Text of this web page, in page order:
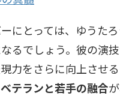
にとっては、ゆうた
なるでしょう。彼の演
力をさらに向上させ
ベテランと若手の融合